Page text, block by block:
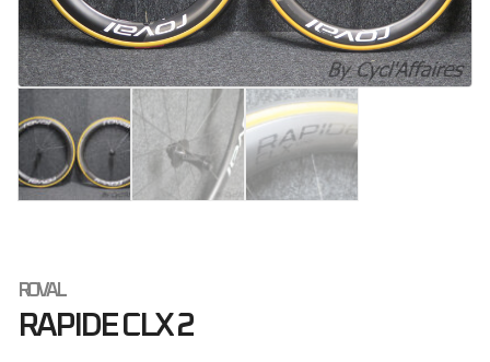
ROVAL
RAPIDE CLX 2